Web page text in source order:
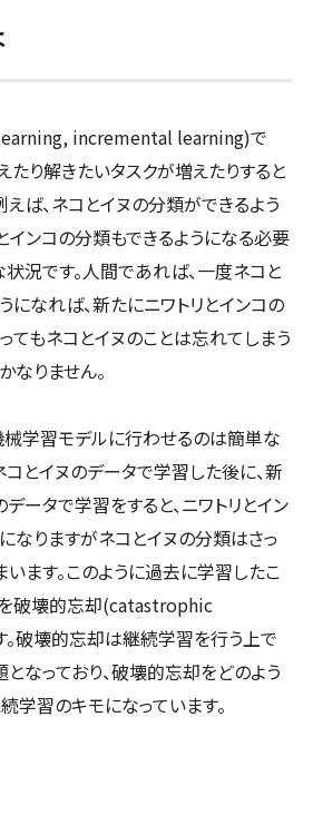
incremental learning)で
たり解きたいタスクが増えたりすると
ば、ネコとイヌの分類ができるよう
インコの分類もできるようになる必要
状況です。人間であれば、一度ネコと
になれば、新たにニワトリとインコの
てもネコとイヌのことは忘れてしまう
なりません。
学習モデルに行わせるのは簡単な
コとイヌのデータで学習した後に、新
ータで学習をすると、ニワトリとイン
なりますがネコとイヌの分類はさっ
います。このように過去に学習したこ
を破壊的忘却(catastrophic
破壊的忘却は継続学習を行う上で
なっており、破壊的忘却をどのよう
学習のキモになっています。